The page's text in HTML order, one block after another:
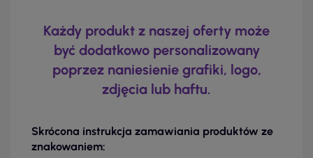
Każdy produkt z naszej oferty może
być dodatkowo personalizowany
poprzez naniesienie grafiki, logo,
zdjęcia lub haftu.
Skrócona instrukcja zamawiania produktów ze
znakowaniem: